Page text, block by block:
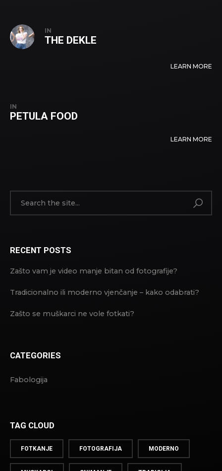
IN
THE DEKLE
LEARN MORE
IN
PETULA FOOD
LEARN MORE
RECENT POSTS
Zašto vam je video manje bitan od fotografije?
Tradicionalno ili moderno vjenčanje – kako odabrati?
Zašto se muškarci ne vole fotkati?
CATEGORIES
Fabologija
TAG CLOUD
FOTKANJE FOTOGRAFIJA MODERNO